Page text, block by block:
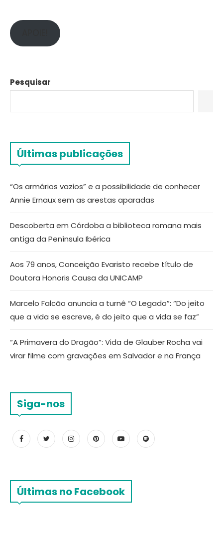
Pesquisar
Últimas publicações
“Os armários vazios” e a possibilidade de conhecer
Annie Ernaux sem as arestas aparadas
Descoberta em Córdoba a biblioteca romana mais
antiga da Península Ibérica
Aos 79 anos, Conceição Evaristo recebe título de
Doutora Honoris Causa da UNICAMP
Marcelo Falcão anuncia a turnê “O Legado”: “Do jeito
que a vida se escreve, é do jeito que a vida se faz”
“A Primavera do Dragão”: Vida de Glauber Rocha vai
virar filme com gravações em Salvador e na França
Siga-nos
Últimas no Facebook